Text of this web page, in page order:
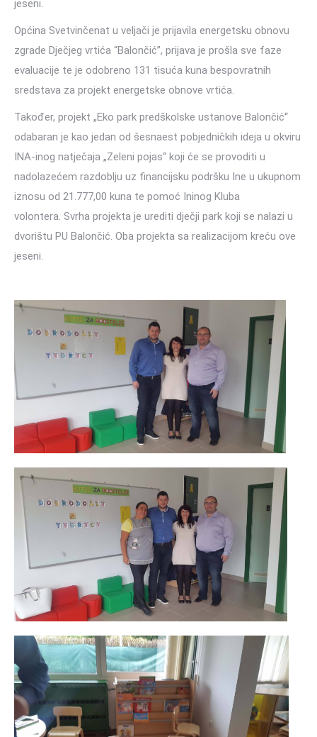
jeseni.
Općina Svetvinčenat u veljači je prijavila energetsku obnovu
zgrade Dječjeg vrtića “Balončić”, prijava je prošla sve faze
evaluacije te je odobreno 131 tisuća kuna bespovratnih
sredstava za projekt energetske obnove vrtića.
Također, projekt „Eko park predškolske ustanove Balončić“
odabaran je kao jedan od šesnaest pobjedničkih ideja u okviru
INA-inog natječaja „Zeleni pojas“ koji će se provoditi u
nadolazećem razdoblju uz financijsku podršku Ine u ukupnom
iznosu od 21.777,00 kuna te pomoć Ininog Kluba
volontera. Svrha projekta je urediti dječji park koji se nalazi u
dvorištu PU Balončić. Oba projekta sa realizacijom kreću ove
jeseni.